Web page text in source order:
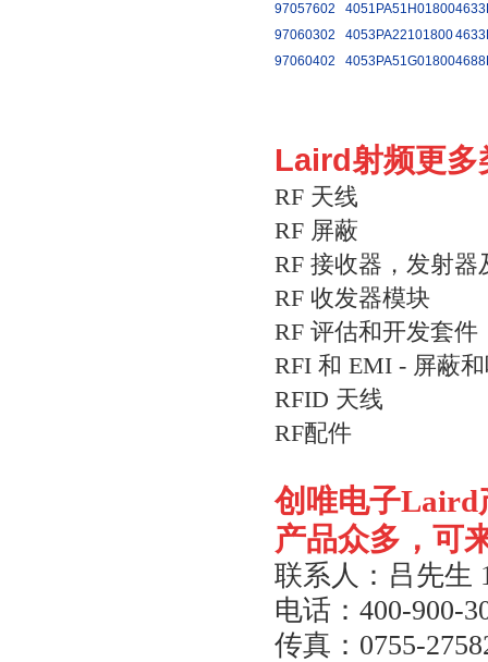
97057602 4051PA51H01800
97060302
4053PA22101800
97060402
4053PA51G01800
Laird射频更多
RF 天线
RF 屏蔽
RF 接收器，发射
RF 收发器模块
RF 评估和开发套件
RFI 和 EMI - 屏蔽
RFID 天线
RF配件
创唯电子Laird
产品众多，可
联系人：吕先生
电话： 400-900-
传真： 0755-